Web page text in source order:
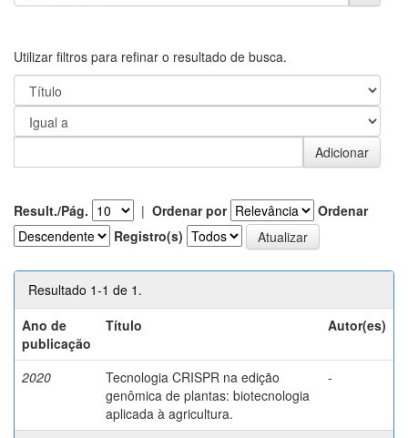
Utilizar filtros para refinar o resultado de busca.
Result./Pág. | Ordenar por
Ordenar
Registro(s)
Resultado 1-1 de 1.
Ano de
publicação
Título Autor(es)
2020
Tecnologia CRISPR na edição
genômica de plantas: biotecnologia
aplicada à agricultura.
-